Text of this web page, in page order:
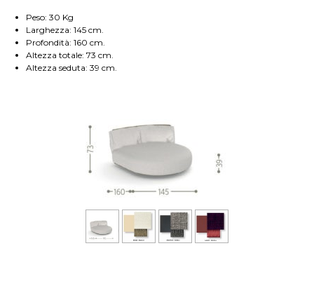
Peso: 30 Kg
Larghezza: 145 cm.
Profondità: 160 cm.
Altezza totale: 73 cm.
Altezza seduta: 39 cm.